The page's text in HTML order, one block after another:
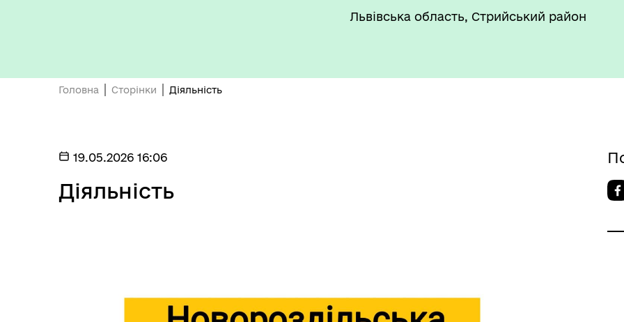
стан"
Львівська область, Стрийський район
Головна Сторінки Діяльність
19.05.2026 16:06
Діяльність